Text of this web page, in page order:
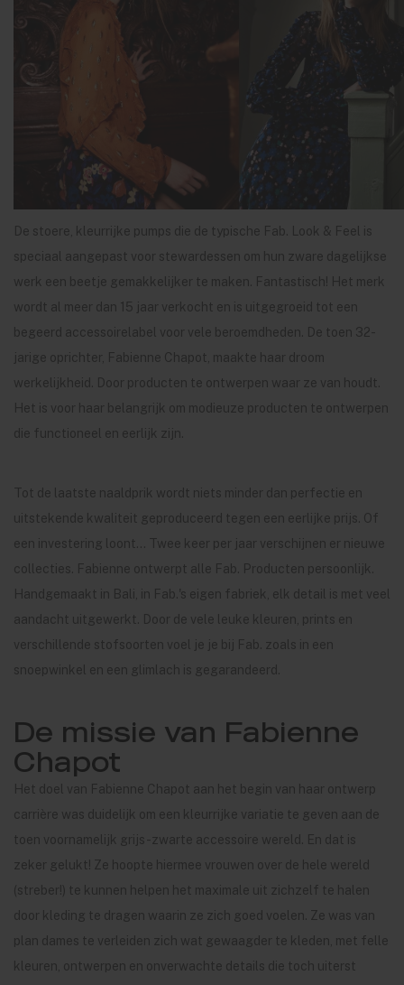
De stoere, kleurrijke pumps die de typische Fab. Look & Feel is
speciaal aangepast voor stewardessen om hun zware dagelijkse
werk een beetje gemakkelijker te maken. Fantastisch! Het merk
wordt al meer dan 15 jaar verkocht en is uitgegroeid tot een
begeerd accessoirelabel voor vele beroemdheden. De toen 32-
jarige oprichter, Fabienne Chapot, maakte haar droom
werkelijkheid. Door producten te ontwerpen waar ze van houdt.
Het is voor haar belangrijk om modieuze producten te ontwerpen
die functioneel en eerlijk zijn.
Tot de laatste naaldprik wordt niets minder dan perfectie en
uitstekende kwaliteit geproduceerd tegen een eerlijke prijs. Of
een investering loont... Twee keer per jaar verschijnen er nieuwe
collecties. Fabienne ontwerpt alle Fab. Producten persoonlijk.
Handgemaakt in Bali, in Fab.'s eigen fabriek, elk detail is met veel
aandacht uitgewerkt. Door de vele leuke kleuren, prints en
verschillende stofsoorten voel je je bij Fab. zoals in een
snoepwinkel en een glimlach is gegarandeerd.
De missie van Fabienne
Chapot
Het doel van Fabienne Chapot aan het begin van haar ontwerp
carrière was duidelijk om een kleurrijke variatie te geven aan de
toen voornamelijk grijs-zwarte accessoire wereld. En dat is
zeker gelukt! Ze hoopte hiermee vrouwen over de hele wereld
(streber!) te kunnen helpen het maximale uit zichzelf te halen
door kleding te dragen waarin ze zich goed voelen. Ze was van
plan dames te verleiden zich wat gewaagder te kleden, met felle
kleuren, ontwerpen en onverwachte details die toch uiterst